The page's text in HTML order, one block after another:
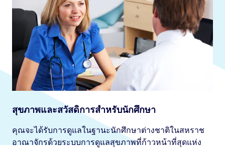
สุขภาพและสวัสดิการสำหรับนักศึกษา
คุณจะได้รับการดูแลในฐานะนักศึกษาต่างชาติในสหราช
อาณาจักรด้วยระบบการดูแลสุขภาพที่ก้าวหน้าที่สุดแห่ง